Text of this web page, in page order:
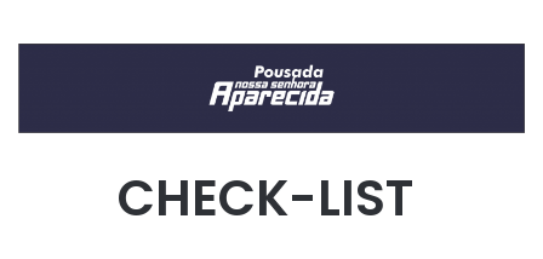
CHECK-LIST